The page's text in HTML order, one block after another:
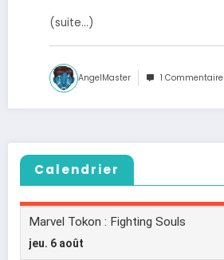
(suite…)
AngelMaster 1
Calendrier